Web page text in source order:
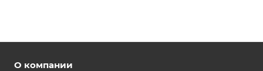
О компании